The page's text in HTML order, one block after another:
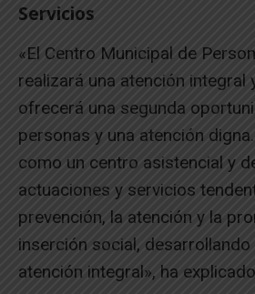
Servicios
«El Centro Municipal de
realizará una atención integral
ofrecerá una segunda
personas y una atención
como un centro asistencial y
actuaciones y servicios
prevención, la atención y la
inserción social,
atención integral», ha